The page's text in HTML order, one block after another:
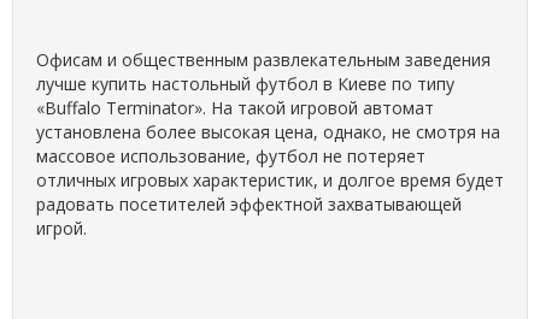
Офисам и общественным развлекательным заведения
лучше купить настольный футбол в Киеве по типу
«Buffalo Terminator». На такой игровой автомат
установлена более высокая цена, однако, не смотря на
массовое использование, футбол не потеряет
отличных игровых характеристик, и долгое время будет
радовать посетителей эффектной захватывающей
игрой.